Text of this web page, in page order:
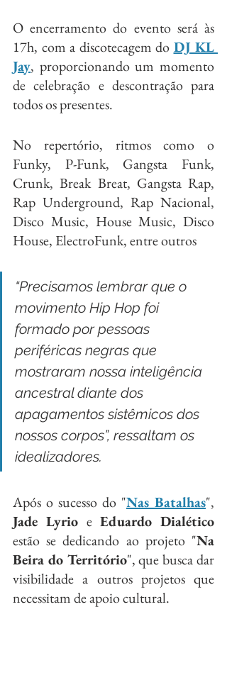
O encerramento do evento será às
17h, com a discotecagem do DJ KL
Jay, proporcionando um momento
de celebração e descontração para
todos os presentes.
No repertório, ritmos como o
Funky, P-Funk, Gangsta Funk,
Crunk, Break Breat, Gangsta Rap,
Rap Underground, Rap Nacional,
Disco Music, House Music, Disco
House, ElectroFunk, entre outros
“Precisamos lembrar que o
movimento Hip Hop foi
formado por pessoas
periféricas negras que
mostraram nossa inteligência
ancestral diante dos
apagamentos sistêmicos dos
nossos corpos”, ressaltam os
idealizadores.
Após o sucesso do "Nas Batalhas
Jade Lyrio e Eduardo Dialético
estão se dedicando ao projeto "Na
Beira do Território", que busca dar
visibilidade a outros projetos que
necessitam de apoio cultural.